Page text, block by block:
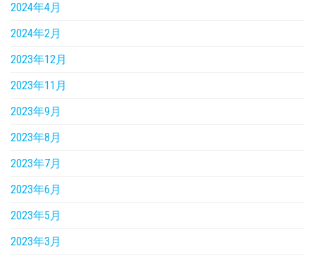
2024年4月
2024年2月
2023年12月
2023年11月
2023年9月
2023年8月
2023年7月
2023年6月
2023年5月
2023年3月